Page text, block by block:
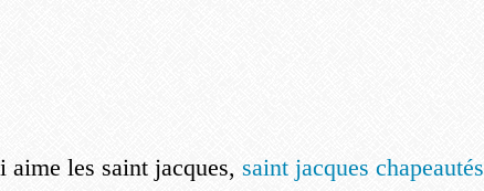
aime les saint jacques, saint jacques chapeautés